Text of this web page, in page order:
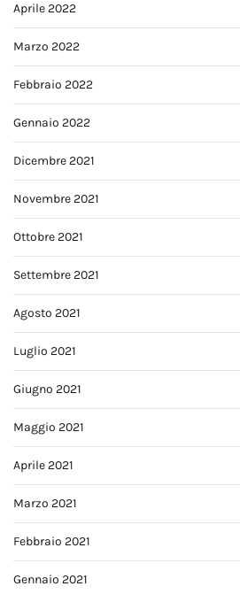
Aprile 2022
Marzo 2022
Febbraio 2022
Gennaio 2022
Dicembre 2021
Novembre 2021
Ottobre 2021
Settembre 2021
Agosto 2021
Luglio 2021
Giugno 2021
Maggio 2021
Aprile 2021
Marzo 2021
Febbraio 2021
Gennaio 2021